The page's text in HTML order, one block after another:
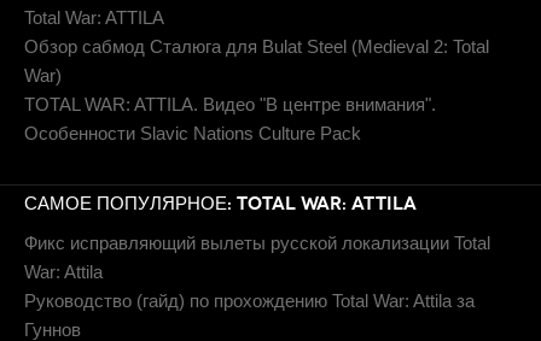
Total War: ATTILA
Обзор сабмод Сталюга для Bulat Steel (Medieval 2: Total
War)
TOTAL WAR: ATTILA. Видео "В центре внимания".
Особенности Slavic Nations Culture Pack
САМОЕ ПОПУЛЯРНОЕ: TOTAL WAR: ATTILA
Фикс исправляющий вылеты русской локализации Total
War: Attila
Руководство (гайд) по прохождению Total War: Attila за
Гуннов